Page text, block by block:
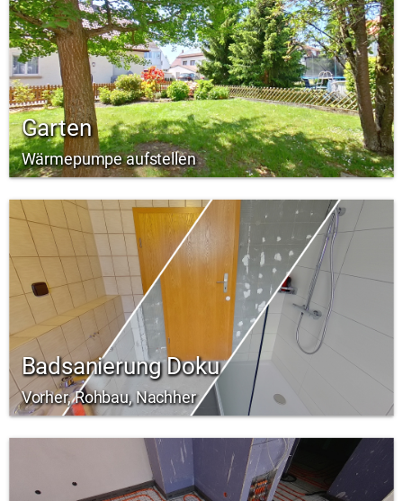
Garten
Wärmepumpe aufstellen
Badsanierung Doku
Vorher, Rohbau, Nachher